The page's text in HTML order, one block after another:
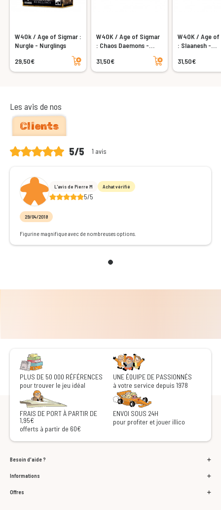
W40k / Age of Sigmar :
Nurgle - Nurglings
29,50€
Ajouter au panier
W40K / Age of Sigmar
: Chaos Daemons -
Khorne - Bloodletters
31,50€
Ajouter au panier
W40K / Age of
: Slaanesh -
Slaanesh
31,50€
Les avis de nos
Clients
5/5 1 avis
L'avis de Pierre M Achat vérifié
5/5
29/04/2018
Figurine magnifique avec de nombreuses options.
PLUS DE 50 000 RÉFÉRENCES
pour trouver le jeu idéal
UNE ÉQUIPE DE PASSIONNÉS
à votre service depuis 1978
FRAIS DE PORT À PARTIR DE
1,95€
offerts à partir de 60€
ENVOI SOUS 24H
pour profiter et jouer illico
Besoin d'aide ?
Informations
Offres